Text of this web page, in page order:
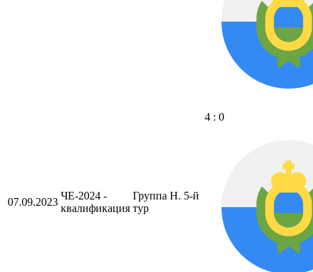
07.09.2023
ЧЕ-2024 -
квалификация
Группа H. 5-й
тур
4 : 0